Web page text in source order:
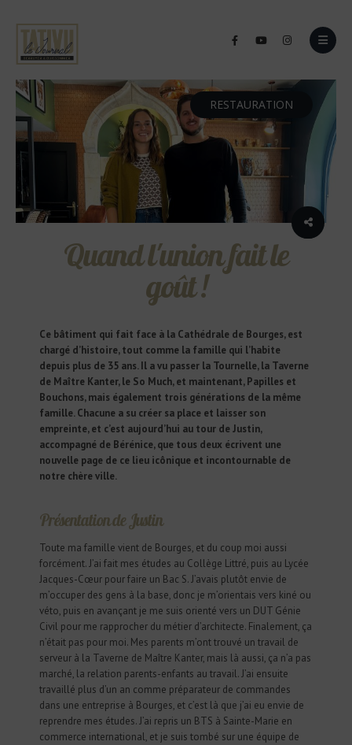
RESTAURATION
Quand l'union fait le
goût !
Ce bâtiment qui fait face à la Cathédrale de Bourges, est
chargé d’histoire, tout comme la famille qui l’habite
depuis plus de 35 ans. Il a vu passer la Tournelle, la Taverne
de Maître Kanter, le So Much, et maintenant, Papilles et
Bouchons, mais également trois générations de la même
famille. Chacune a su créer sa place et laisser son
empreinte, et c’est aujourd’hui au tour de Justin,
accompagné de Bérénice, que tous deux écrivent une
nouvelle page de ce lieu icônique et incontournable de
notre chère ville.
Présentation de Justin
Toute ma famille vient de Bourges, et du coup moi aussi
forcément. J’ai fait mes études au Collège Littré, puis au Lycée
Jacques-Cœur pour faire un Bac S. J’avais plutôt envie de
m’occuper des gens à la base, donc je m’orientais vers kiné ou
véto, puis en avançant je me suis orienté vers un DUT Génie
Civil pour me rapprocher du métier d’architecte. Finalement, ça
n’était pas pour moi. Mes parents m’ont trouvé un travail de
serveur à la Taverne de Maître Kanter, mais là aussi, ça n’a pas
marché, la relation parents-enfants au travail. J’ai ensuite
travaillé plus d’un an comme préparateur de commandes
dans une entreprise à Bourges, et c’est là que j’ai eu envie de
reprendre mes études. J’ai repris un BTS à Sainte-Marie en
commerce international, et je suis tombé sur une équipe de